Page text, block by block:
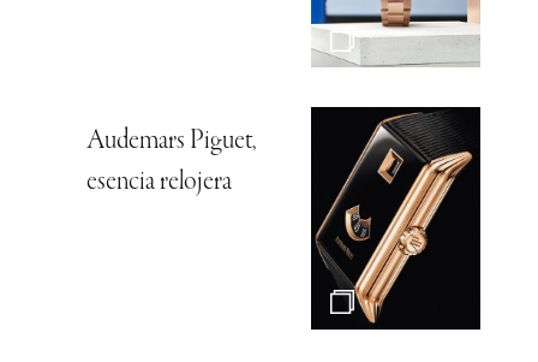
Audemars Piguet,
esencia relojera